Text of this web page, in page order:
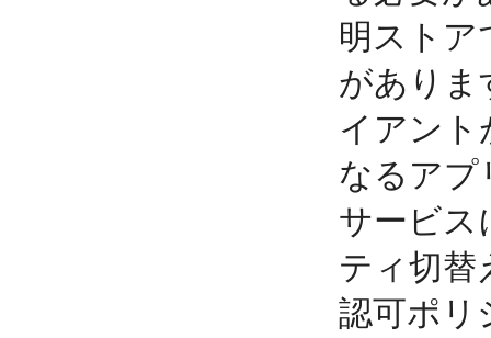
明ストア
がありま
イアント
なるアプ
サービス
ティ切替
認可ポリ